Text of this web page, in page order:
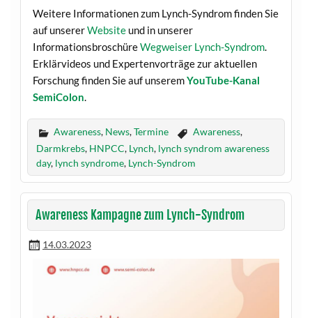
Weitere Informationen zum Lynch-Syndrom finden Sie
auf unsererWebsiteund in unserer
InformationsbroschüreWegweiser Lynch-Syndrom.
Erklärvideos und Expertenvorträge zur aktuellen
Forschung finden Sie auf unseremYouTube-Kanal
SemiColon.
Awareness, News,Termine Awareness,
Darmkrebs, HNPCC, Lynch, lynch syndrom awareness
day, lynch syndrome, Lynch-Syndrom
Awareness Kampagne zum Lynch-Syndrom
14.03.2023